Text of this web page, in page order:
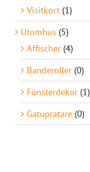
Visitkort (1)
Utomhus (5)
Affischer (4)
Banderoller (0)
Fönsterdekor (1)
Gatupratare (0)